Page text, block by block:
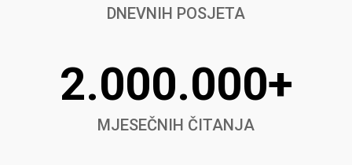
DNEVNIH POSJETA
2.000.000+
MJESEČNIH ČITANJA